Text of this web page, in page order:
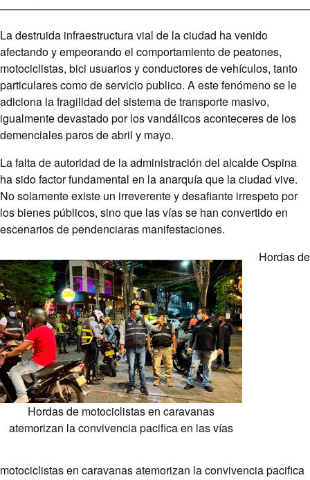
La destruida infraestructura vial de la ciudad ha venido
afectando y empeorando el comportamiento de peatones,
motociclistas, bici usuarios y conductores de vehículos, tanto
particulares como de servicio publico. A este fenómeno se le
adiciona la fragilidad del sistema de transporte masivo,
igualmente devastado por los vandálicos aconteceres de los
demenciales paros de abril y mayo.
La falta de autoridad de la administración del alcalde Ospina
ha sido factor fundamental en la anarquía que la ciudad vive.
No solamente existe un irreverente y desafiante irrespeto por
los bienes públicos, sino que las vías se han convertido en
escenarios de pendenciaras manifestaciones.
Hordas de motociclistas en caravanas
atemorizan la convivencia pacifica en las vías
Hordas de
motociclistas en caravanas atemorizan la convivencia pacifica